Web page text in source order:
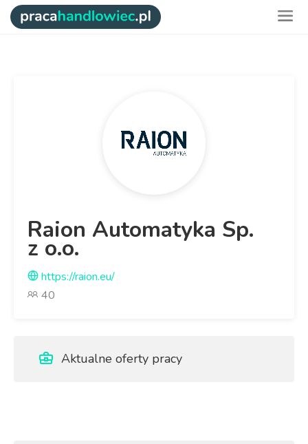
Raion Automatyka Sp.
z o.o.
https://raion.eu/
40
Aktualne oferty pracy